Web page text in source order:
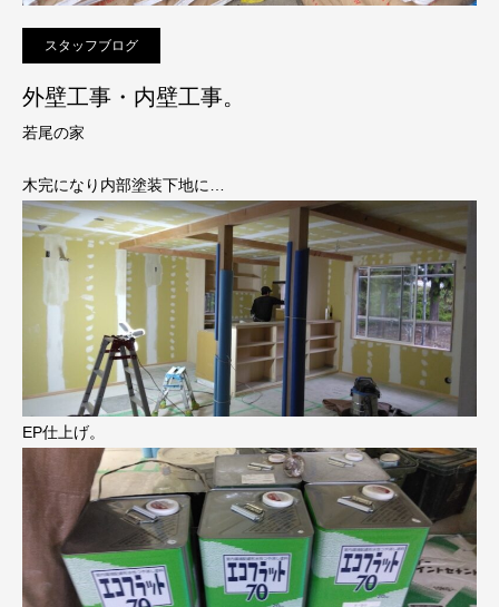
スタッフブログ
外壁工事・内壁工事。
若尾の家
木完になり内部塗装下地に…
EP仕上げ。